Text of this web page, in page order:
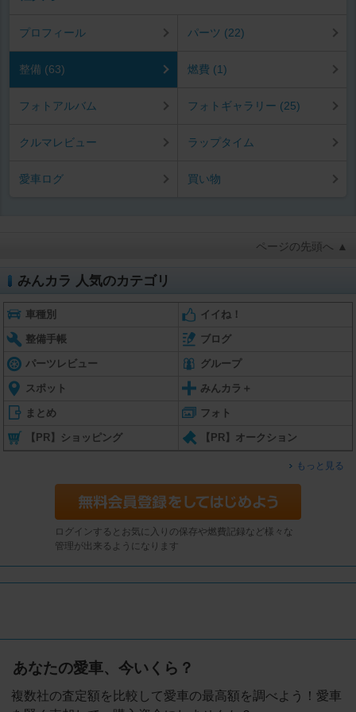
プロフィール パーツ (22)
整備 (63) 燃費 (1)
フォトアルバム フォトギャラリー (25)
クルマレビュー ラップタイム
愛車ログ 買い物
ページの先頭へ ▲
みんカラ 人気のカテゴリ
車種別 イイね！
整備手帳 ブログ
パーツレビュー グループ
スポット みんカラ＋
まとめ フォト
【PR】ショッピング 【PR】オークション
もっと見る
ログインするとお気に入りの保存や燃費記録など様々な
管理が出来るようになります
あなたの愛車、今いくら？
複数社の査定額を比較して愛車の最高額を調べよう！愛車